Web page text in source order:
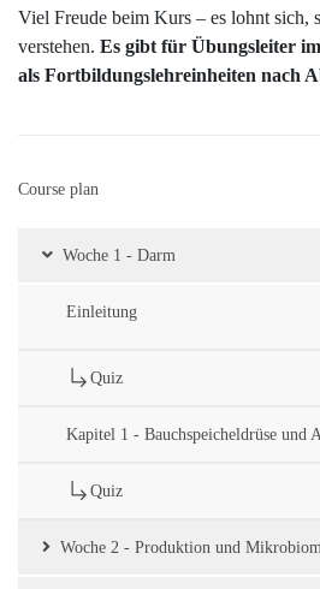
Viel Freude beim Kurs – es lohnt sich,
verstehen. Es gibt für Übungsleiter
als Fortbildungslehreinheiten nach
Course plan
Woche 1 - Darm
Einleitung
Quiz
Kapitel 1 - Bauchspeicheldrüse und
Quiz
Woche 2 - Produktion und